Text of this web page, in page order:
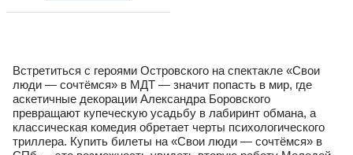
Встретиться с героями Островского на спектакле «Свои
люди — сочтёмся» в МДТ — значит попасть в мир, где
аскетичные декорации Александра Боровского
превращают купеческую усадьбу в лабиринт обмана, а
классическая комедия обретает черты психологического
триллера. Купить билеты на «Свои люди — сочтёмся» в